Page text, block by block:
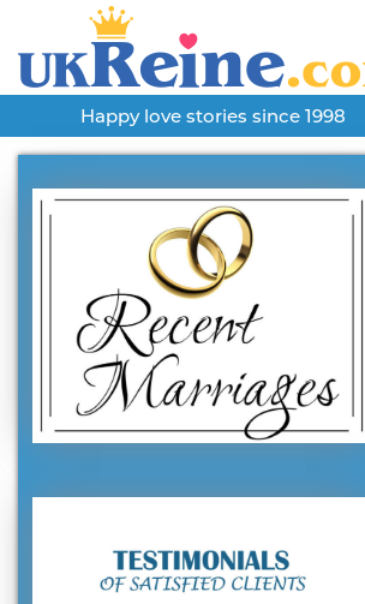
Happy love stories since 1998